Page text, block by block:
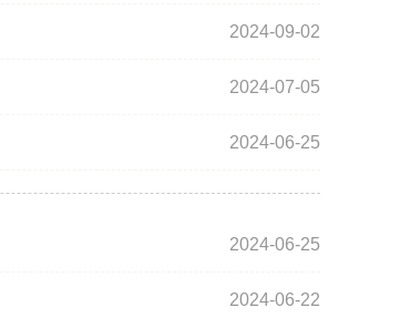
2024-09-02
2024-07-05
2024-06-25
2024-06-25
2024-06-22